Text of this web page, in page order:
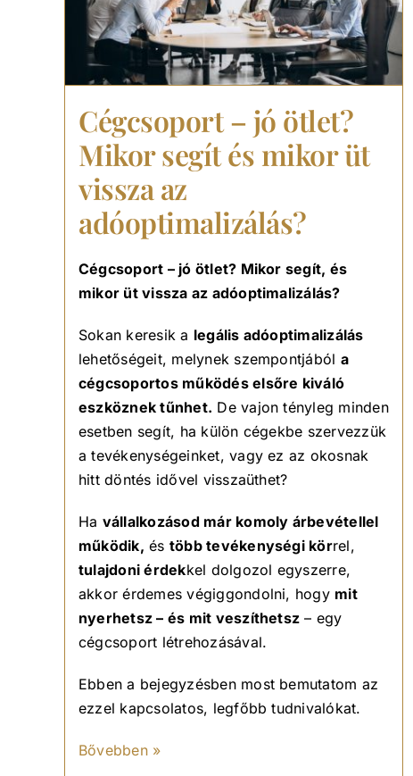
Cégcsoport – jó ötlet?
Mikor segít és mikor üt
vissza az
adóoptimalizálás?
Cégcsoport – jó ötlet? Mikor segít, és
mikor üt vissza az adóoptimalizálás?
Sokan keresik a legális adóoptimalizálás
lehetőségeit, melynek szempontjából a
cégcsoportos működés elsőre kiváló
eszköznek tűnhet. De vajon tényleg minden
esetben segít, ha külön cégekbe szervezzük
a tevékenységeinket, vagy ez az okosnak
hitt döntés idővel visszaüthet?
Ha vállalkozásod már komoly árbevétellel
működik, és több tevékenységi körrel,
tulajdoni érdekkel dolgozol egyszerre,
akkor érdemes végiggondolni, hogy mit
nyerhetsz – és mit veszíthetsz – egy
cégcsoport létrehozásával.
Ebben a bejegyzésben most bemutatom az
ezzel kapcsolatos, legfőbb tudnivalókat.
Bővebben »